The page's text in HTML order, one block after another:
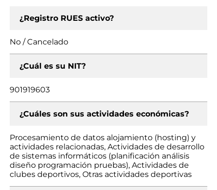
¿Registro RUES activo?
No / Cancelado
¿Cuál es su NIT?
901919603
¿Cuáles son sus actividades económicas?
Procesamiento de datos alojamiento (hosting) y
actividades relacionadas, Actividades de desarrollo
de sistemas informáticos (planificación análisis
diseño programación pruebas), Actividades de
clubes deportivos, Otras actividades deportivas